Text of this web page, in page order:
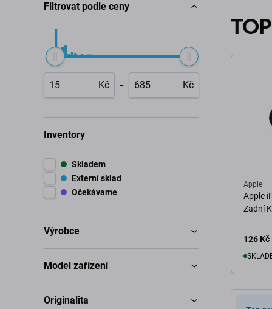
Filtrovat podle ceny
Kč - Kč
Inventory
Skladem
Externí sklad
Očekávame
Výrobce
Model zařízení
Originalita
Apple
Apple
Zadní
126 Kč